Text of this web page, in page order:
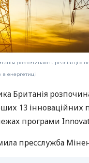
розпочинають реалізацію
в енергетиці
Британія
13 інноваційних
програми
пресслужба